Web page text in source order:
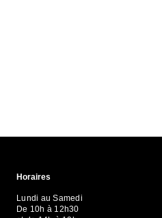
Horaires
Lundi au Samedi
De 10h à 12h30